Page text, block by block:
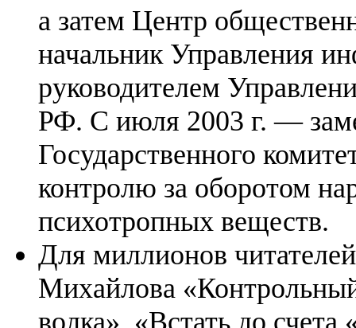
а затем Центр
начальник Управления
руководителем
РФ. С июля 2003 г. —
Государственного
контролю за оборотом
психотропных веществ.
Для миллионов
Михайлова
волка», «Встать до